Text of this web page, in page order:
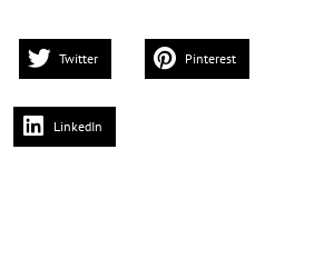
Twitter Pinterest
LinkedIn